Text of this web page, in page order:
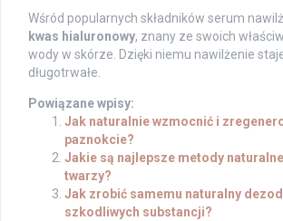
Wśród popularnych składników serum
kwas hialuronowy, znany ze swoich
wody w skórze. Dzięki niemu nawilżenie
długotrwałe.
Powiązane wpisy:
Jak naturalnie wzmocnić i
paznokcie?
Jakie są najlepsze metody
twarzy?
Jak zrobić samemu naturalny
szkodliwych substancji?